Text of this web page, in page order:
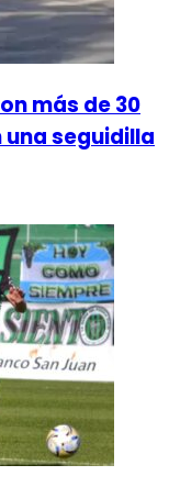
más de 30
seguidilla